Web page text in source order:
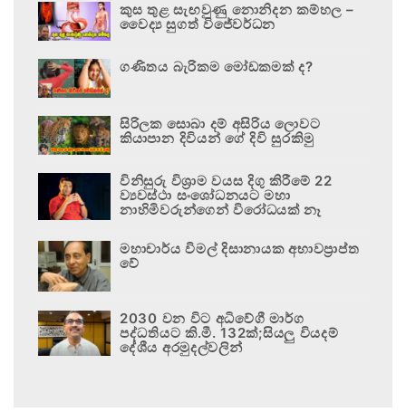
කුස තුළ සැඟවුණු නොනිදන කම්හල –
වෛද්‍ය සුගත් විජේවර්ධන
ගණිතය බැරිකම මෝඩකමක් ද?
සිරිලක සොබා දම් අසිරිය ලොවට
කියාපාන දිවියන් ගේ දිවි සුරකිමු
විනිසුරු විශ්‍රාම වයස දිගු කිරීමේ 22
ව්‍යවස්ථා සංශෝධනයට මහා
නාහිමිවරුන්ගෙන් විරෝධයක් නෑ
මහාචාර්ය විමල් දිසානායක අභාවප්‍රාප්ත
වේ
2030 වන විට අධිවේගී මාර්ග
පද්ධතියට කි.මී. 132ක්;සියලු වියදම්
දේශීය අරමුදල්වලින්